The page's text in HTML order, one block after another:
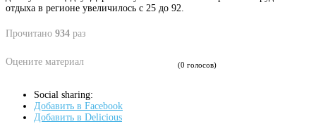
отдыха в регионе увеличилось с 25 до 92.
Прочитано 934 раз
Оцените материал (0 голосов)
Social sharing:
Добавить в Facebook
Добавить в Delicious